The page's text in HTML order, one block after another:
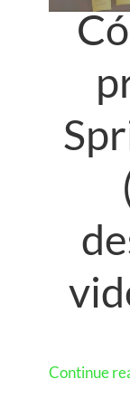
Continue